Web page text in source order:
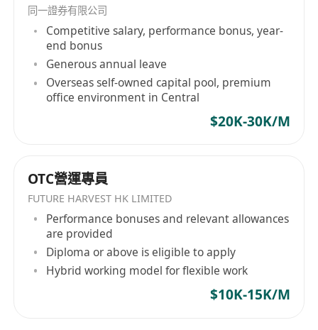
同一證券有限公司
Competitive salary, performance bonus, year-
end bonus
Generous annual leave
Overseas self-owned capital pool, premium
office environment in Central
$20K-30K/M
OTC營運專員
FUTURE HARVEST HK LIMITED
Performance bonuses and relevant allowances
are provided
Diploma or above is eligible to apply
Hybrid working model for flexible work
$10K-15K/M